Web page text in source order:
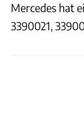
Mercedes hat
3390021,